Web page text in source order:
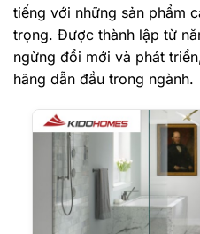
tiếng với những sản phẩm
trọng. Được thành lập từ
ngừng đổi mới và phát
hãng dẫn đầu trong ngành.